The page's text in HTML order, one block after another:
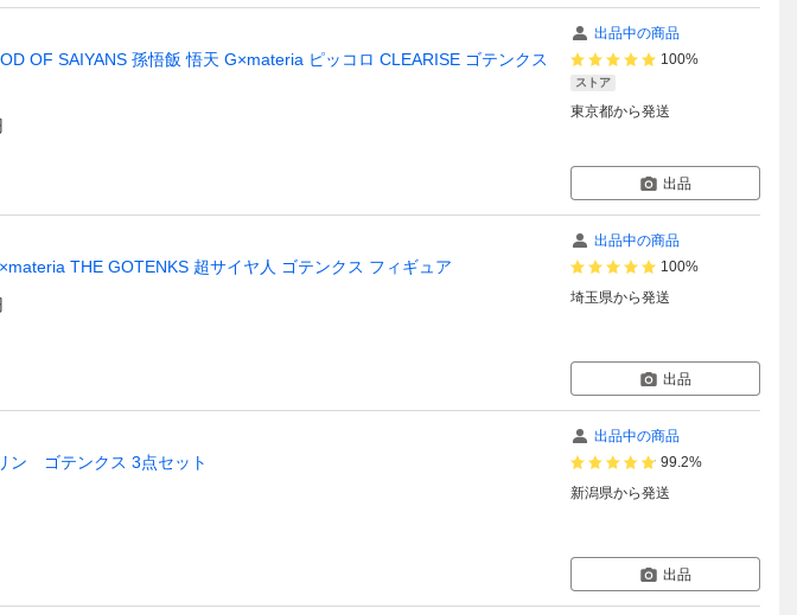
OF SAIYANS 孫悟飯 悟天 G×materia ピッコロ CLEARISE ゴテンクス
出品中の商品
100%
ストア
東京都から発送
出品
THE GOTENKS 超サイヤ人 ゴテンクス フィギュア
出品中の商品
100%
埼玉県から発送
出品
ン ゴテンクス 3点セット
出品中の商品
99.2%
新潟県から発送
出品